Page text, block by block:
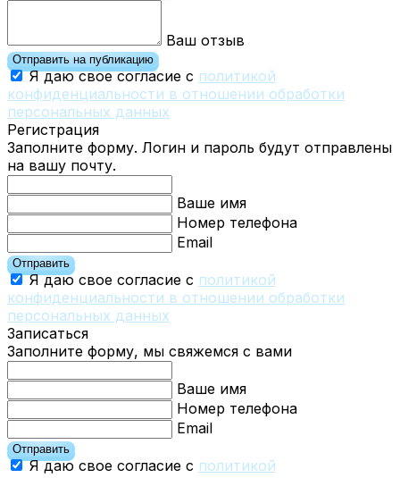
Ваш отзыв
Отправить на публикацию
Я даю свое согласие с политикой
конфиденциальности в отношении обработки
персональных данных
Регистрация
Заполните форму. Логин и пароль будут отправлены
на вашу почту.
Ваше имя
Номер телефона
Email
Отправить
Я даю свое согласие с политикой
конфиденциальности в отношении обработки
персональных данных
Записаться
Заполните форму, мы свяжемся с вами
Ваше имя
Номер телефона
Email
Отправить
Я даю свое согласие с политикой